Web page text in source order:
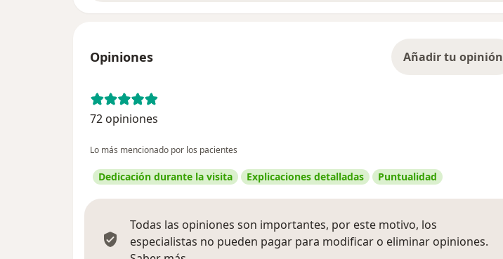
Opiniones Añadir tu opinión
72 opiniones
Lo más mencionado por los pacientes
Dedicación durante la visita Explicaciones detalladas Puntualidad
Todas las opiniones son importantes, por este motivo, los
especialistas no pueden pagar para modificar o eliminar opiniones.